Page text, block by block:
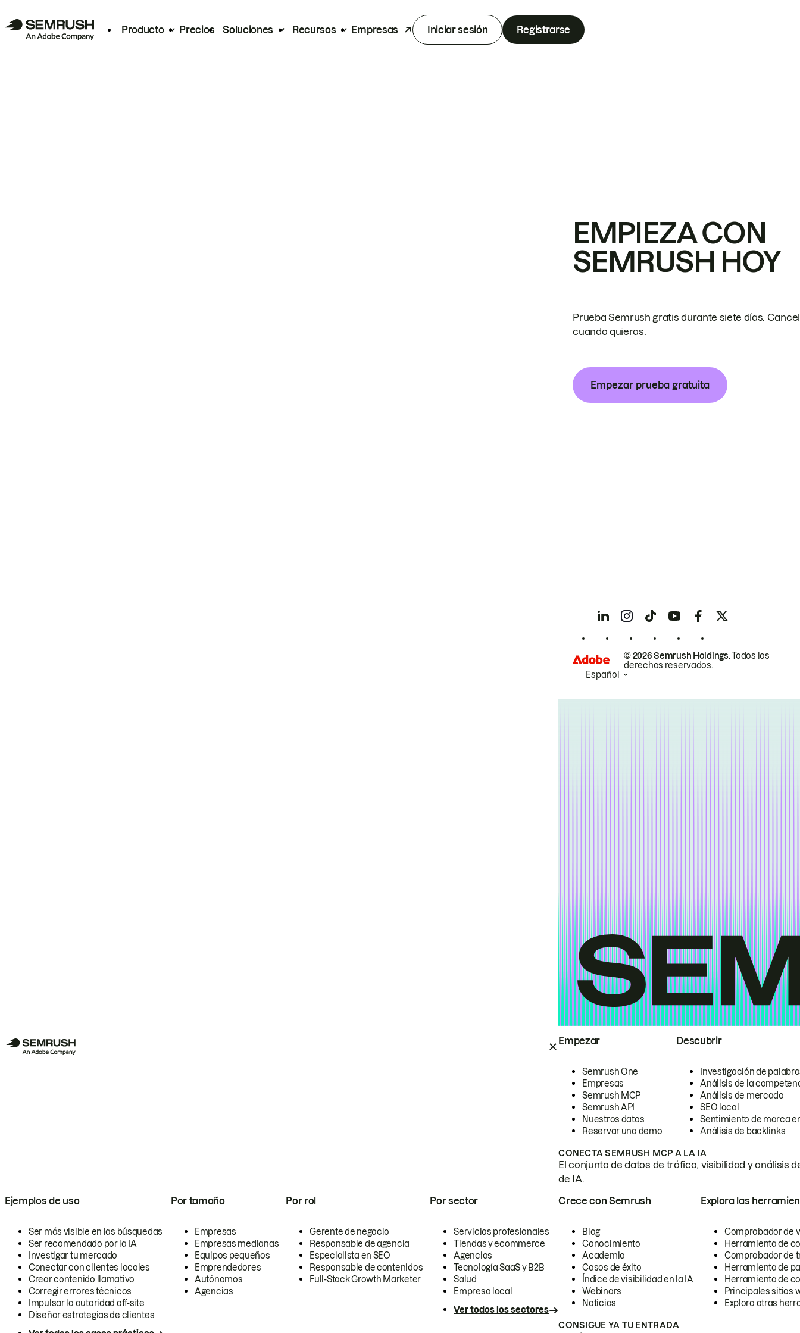
Producto Precios Soluciones Recursos Empresas Iniciar sesión Registrarse
Empezar
Semrush One
Empresas
Semrush MCP
Semrush API
Nuestros datos
Reservar una demo
Descubrir
Investigación de
Análisis de la
Análisis de mercado
SEO local
Sentimiento de marca
Análisis de backlinks
CONECTA SEMRUSH MCP A LA IA
El conjunto de datos de tráfico, visibilidad y análisis
de IA.
Ejemplos de uso
Ser más visible en las búsquedas
Ser recomendado por la IA
Investigar tu mercado
Conectar con clientes locales
Crear contenido llamativo
Corregir errores técnicos
Impulsar la autoridad off-site
Diseñar estrategias de clientes
Por tamaño
Empresas
Empresas medianas
Equipos pequeños
Emprendedores
Autónomos
Agencias
Por rol
Gerente de negocio
Responsable de agencia
Especialista en SEO
Responsable de contenidos
Full-Stack Growth Marketer
Por sector
Servicios profesionales
Tiendas y ecommerce
Agencias
Tecnología SaaS y B2B
Salud
Empresa local
Ver todos los sectores
Crece con Semrush
Blog
Conocimiento
Academia
Casos de éxito
Índice de visibilidad en la IA
Webinars
Noticias
Explora las
Comprobador de
Herramienta de
Comprobador de
Herramienta de
Herramienta de
Principales sitios
Explora otras
CONSIGUE YA TU ENTRADA
EMPIEZA CON
SEMRUSH HOY
Prueba Semrush gratis durante siete días.
cuando quieras.
Empezar prueba gratuita
© 2026 Semrush Holdings.Todos los
derechos reservados.
Español